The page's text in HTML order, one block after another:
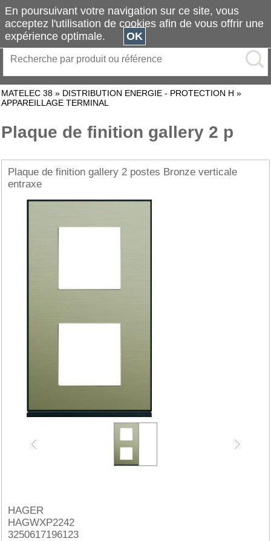
MATELEC 38 » DISTRIBUTION ENERGIE - PROTECTION H »
APPAREILLAGE TERMINAL
Plaque de finition gallery 2 p
Plaque de finition gallery 2 postes Bronze verticale
entraxe
HAGER
HAGWXP2242
3250617196123
En poursuivant votre navigation sur ce site, vous
acceptez l'utilisation de cookies afin de vous offrir une
expérience optimale.
OK